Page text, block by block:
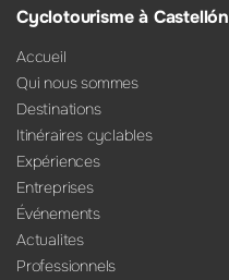
Cyclotourisme à Castellón
Accueil
Qui nous sommes
Destinations
Itinéraires cyclables
Expériences
Entreprises
Événements
Actualites
Professionnels